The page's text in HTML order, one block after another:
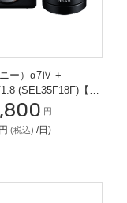
ー）α7Ⅳ +
(SEL35F18F)【ポ
ット】 円
(税込) /日)